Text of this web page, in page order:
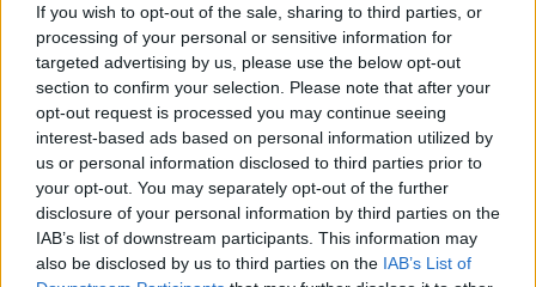
If you wish to opt-out of the sale, sharing to third parties, or
processing of your personal or sensitive information for
targeted advertising by us, please use the below opt-out
section to confirm your selection. Please note that after your
opt-out request is processed you may continue seeing
interest-based ads based on personal information utilized by
us or personal information disclosed to third parties prior to
your opt-out. You may separately opt-out of the further
disclosure of your personal information by third parties on the
IAB’s list of downstream participants. This information may
also be disclosed by us to third parties on the IAB’s List of
αλλά η Ατλέτικο Μαδρίτης δεν πιάνεται
Η Μπαρτσελόνα επέστρεψε στις νίκες
επικρατώντας της Ουέσκα αλλά η Ατλέτικο
πέρασε κι από την έδρα της Αλαβές